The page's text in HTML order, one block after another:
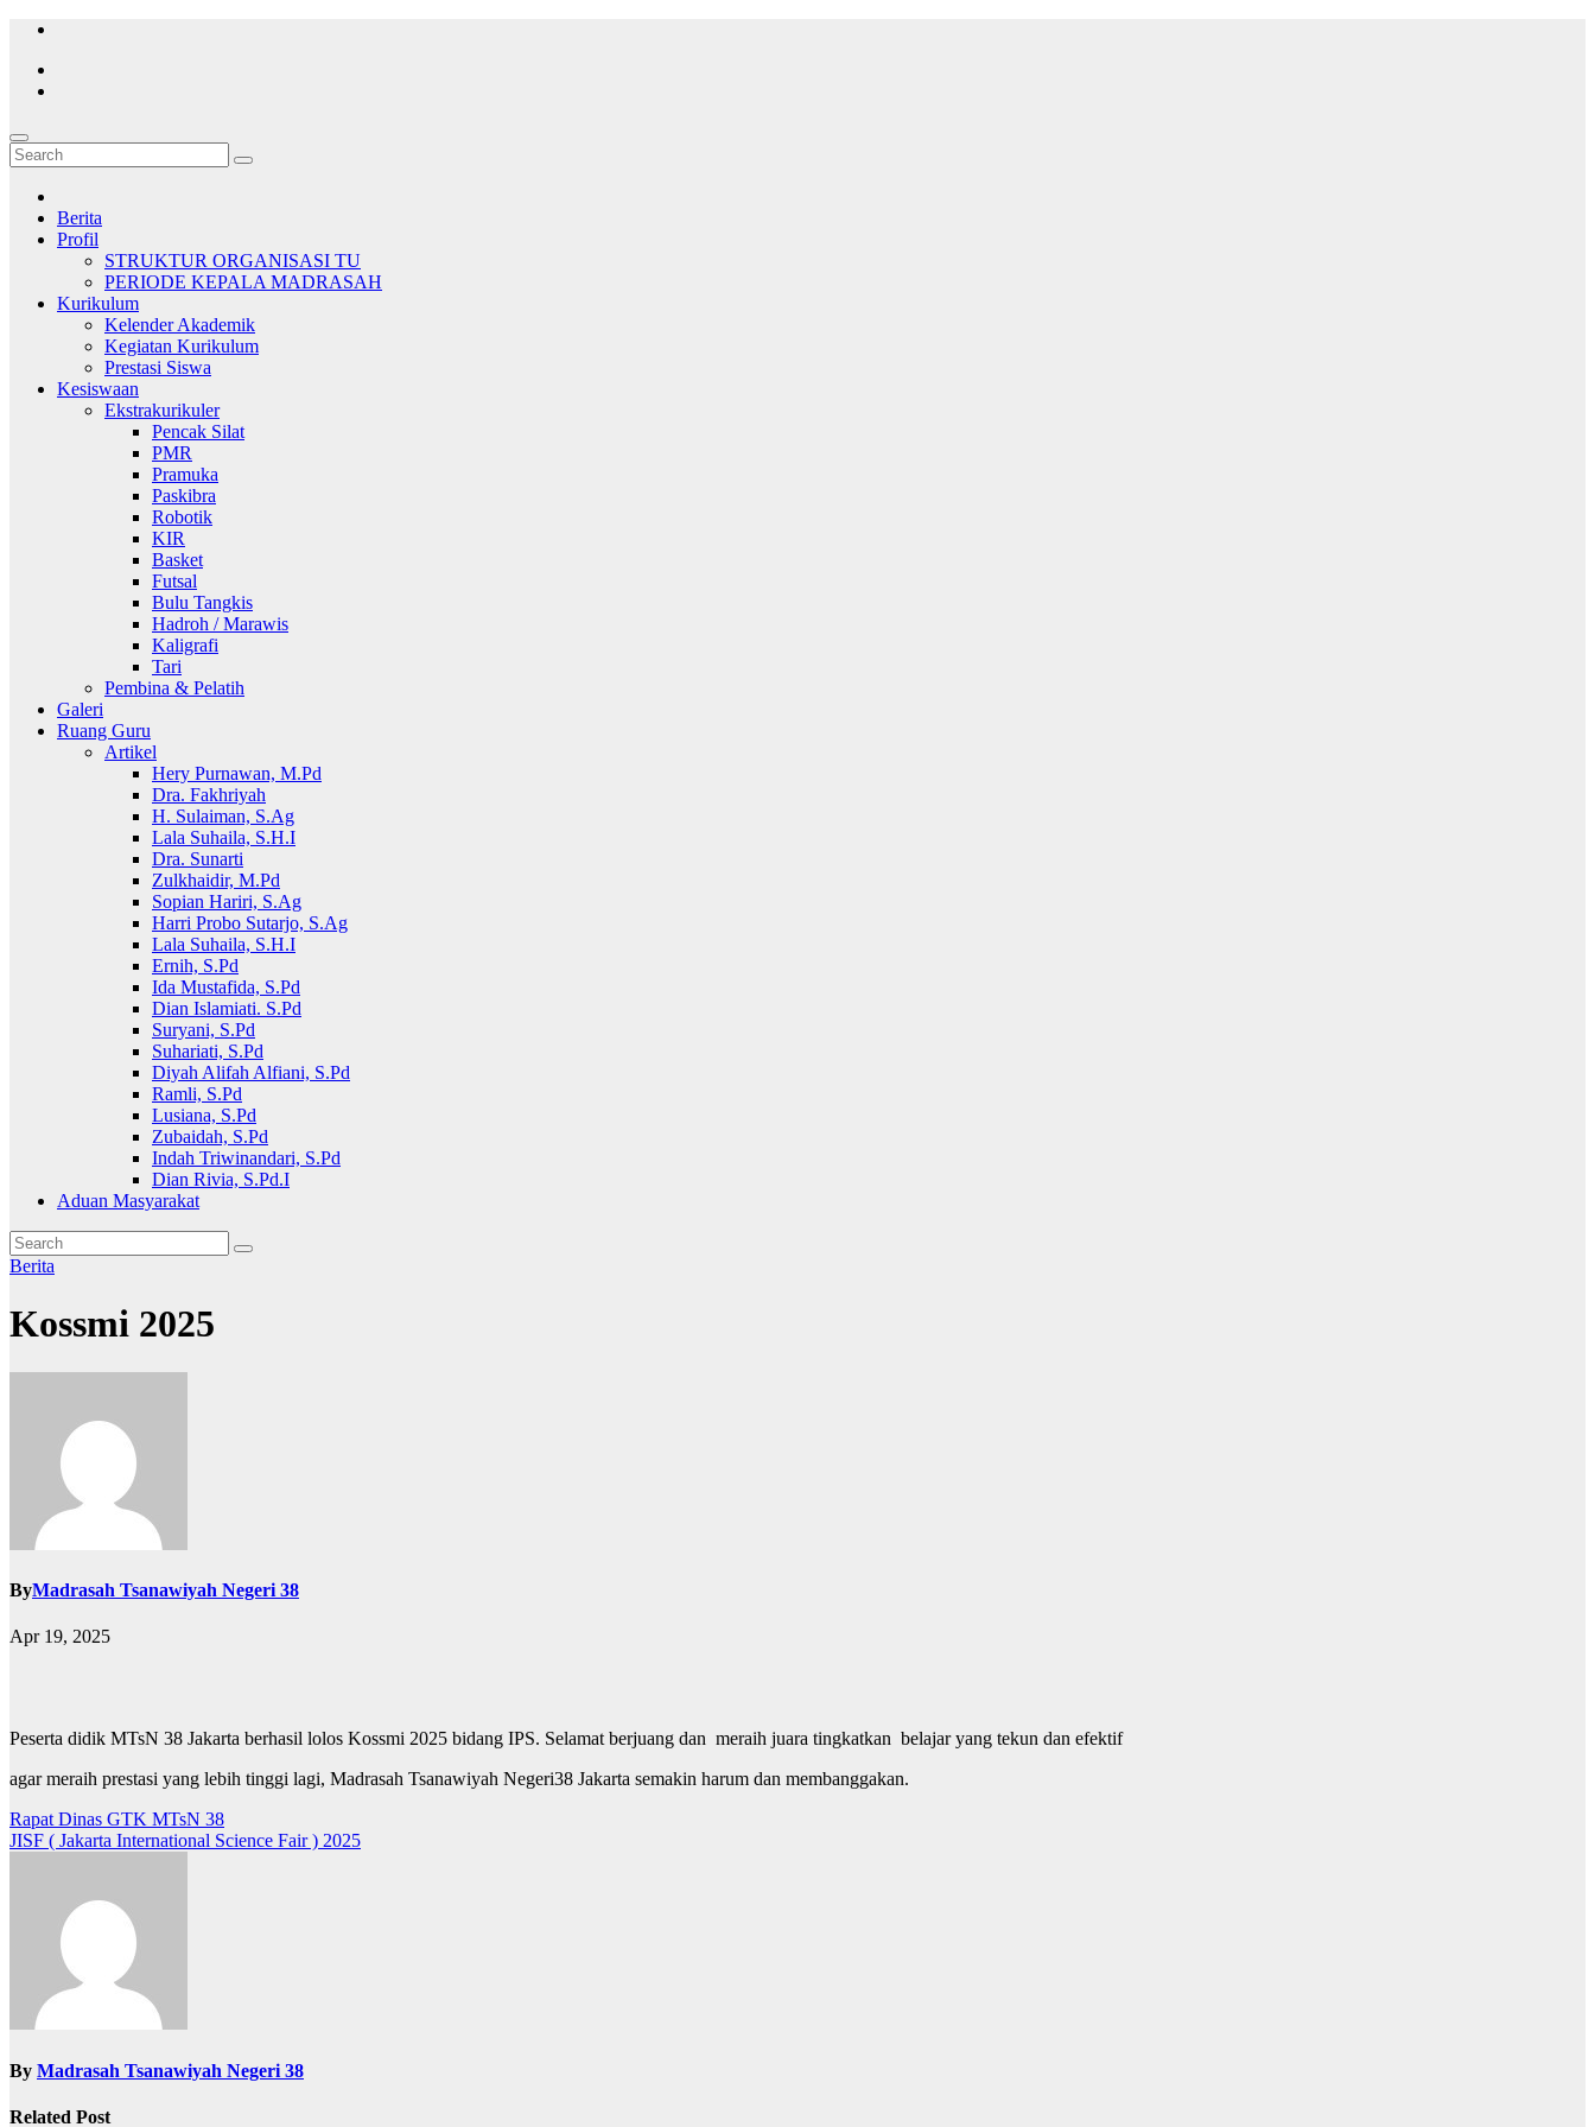
Skip
content
Berita
Profil
STRUKTUR ORGANISASI TU
PERIODE KEPALA MADRASAH
Kurikulum
Kelender Akademik
Kegiatan Kurikulum
Prestasi Siswa
Kesiswaan
Ekstrakurikuler
Pencak Silat
PMR
Pramuka
Paskibra
Robotik
KIR
Basket
Futsal
Bulu Tangkis
Hadroh / Marawis
Kaligrafi
Tari
Pembina & Pelatih
Galeri
Ruang Guru
Artikel
Hery Purnawan, M.Pd
Dra. Fakhriyah
H. Sulaiman, S.Ag
Lala Suhaila, S.H.I
Dra. Sunarti
Zulkhaidir, M.Pd
Sopian Hariri, S.Ag
Harri Probo Sutarjo, S.Ag
Lala Suhaila, S.H.I
Ernih, S.Pd
Ida Mustafida, S.Pd
Dian Islamiati. S.Pd
Suryani, S.Pd
Suhariati, S.Pd
Diyah Alifah Alfiani, S.Pd
Ramli, S.Pd
Lusiana, S.Pd
Zubaidah, S.Pd
Indah Triwinandari, S.Pd
Dian Rivia, S.Pd.I
Aduan Masyarakat
Berita
Kossmi 2025
ByMadrasah Tsanawiyah Negeri 38
Apr 19, 2025
Peserta didik MTsN 38 Jakarta berhasil lolos Kossmi 2025 bidang IPS. Selamat berjuang dan meraih juara tingkatkan belajar yang tekun dan efektif
agar meraih prestasi yang lebih tinggi lagi, Madrasah Tsanawiyah Negeri38 Jakarta semakin harum dan membanggakan.
Post
navigation
Rapat Dinas GTK MTsN 38
JISF ( Jakarta International Science Fair ) 2025
By Madrasah Tsanawiyah Negeri 38
Related Post